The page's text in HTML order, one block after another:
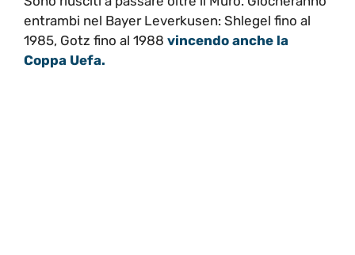
entrambi nel Bayer Leverkusen: Shlegel fino al
1985, Gotz fino al 1988 vincendo anche la
Coppa Uefa.